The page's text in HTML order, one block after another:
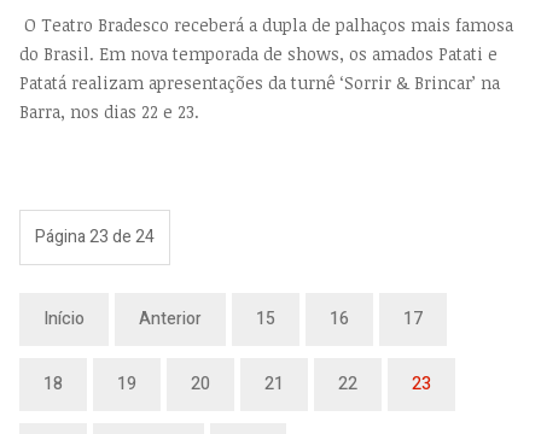
O Teatro Bradesco receberá a dupla de palhaços mais famosa
do Brasil. Em nova temporada de shows, os amados Patati e
Patatá realizam apresentações da turnê ‘Sorrir & Brincar’ na
Barra, nos dias 22 e 23.
Página 23 de 24
Início Anterior 15 16 17
18 19 20 21 22 23